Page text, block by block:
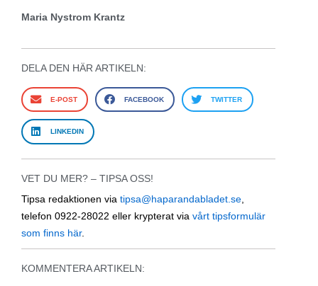
Maria Nystrom Krantz
DELA DEN HÄR ARTIKELN:
E-POST FACEBOOK TWITTER
LINKEDIN
VET DU MER? – TIPSA OSS!
Tipsa redaktionen via tipsa@haparandabladet.se
telefon 0922-28022 eller krypterat via vårt tipsformulär
som finns här.
KOMMENTERA ARTIKELN: